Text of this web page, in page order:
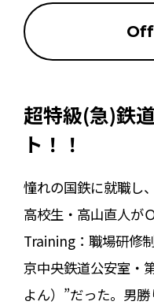
超特級(急)鉄
ト！！
憧れの国鉄に就職し
高校生・高山直人が
Training：職場研修
京中央鉄道公安室・
よん）”だった。男